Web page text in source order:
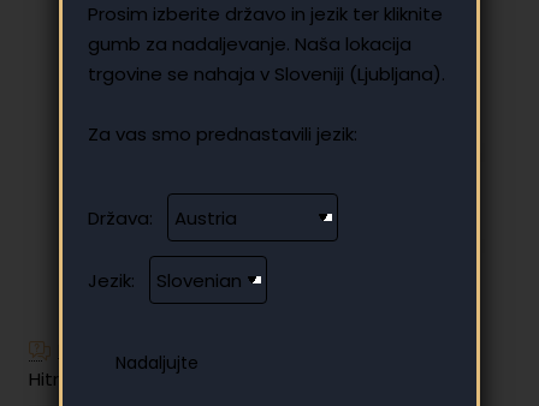
Prosim izberite državo in jezik ter kliknite
gumb za nadaljevanje. Naša lokacija
trgovine se nahaja v Sloveniji (Ljubljana).
Za vas smo prednastavili jezik:
Država:
Jezik:
Imate dodatna vprašanja?
Hitro in enostavno obročno plačilo